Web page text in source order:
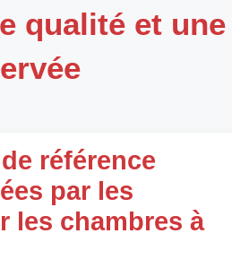
qualité et une
référence
par les
les chambres à